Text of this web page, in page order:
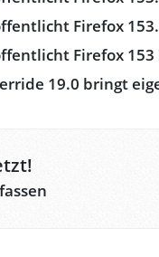
Firefox
Firefox
19.0 bringt